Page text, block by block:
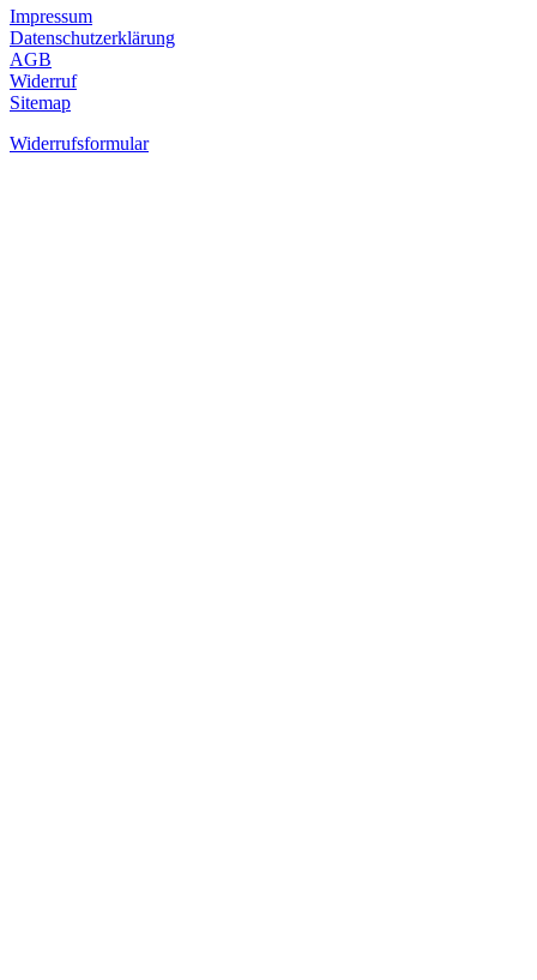
Impressum
Datenschutzerklärung
AGB
Widerruf
Sitemap
Widerrufsformular